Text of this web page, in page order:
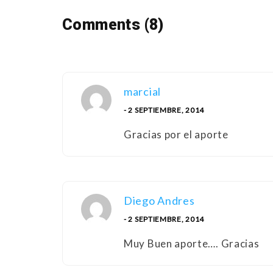
Comments (8)
marcial
- 2 SEPTIEMBRE, 2014
Gracias por el aporte
Diego Andres
- 2 SEPTIEMBRE, 2014
Muy Buen aporte…. Gracias